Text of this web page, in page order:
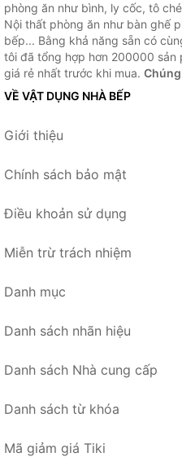
phòng ăn như bình, ly cốc, tô
Nội thất phòng ăn như bàn ghế
bếp... Bằng khả năng sẵn có
tôi đã tổng hợp hơn 200000 sản
giá rẻ nhất trước khi mua.
VỀ VẬT DỤNG NHÀ BẾP
Giới thiệu
Chính sách bảo mật
Điều khoản sử dụng
Miễn trừ trách nhiệm
Danh mục
Danh sách nhãn hiệu
Danh sách Nhà cung cấp
Danh sách từ khóa
Mã giảm giá Tiki